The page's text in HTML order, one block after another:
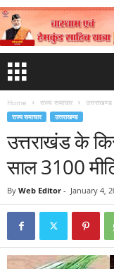
Home राज्य समाचार उत्तराखण्ड
राज्य समाचार उत्तराखण्ड
उत्तराखंड के
साल 3100
By Web Editor - January 4,